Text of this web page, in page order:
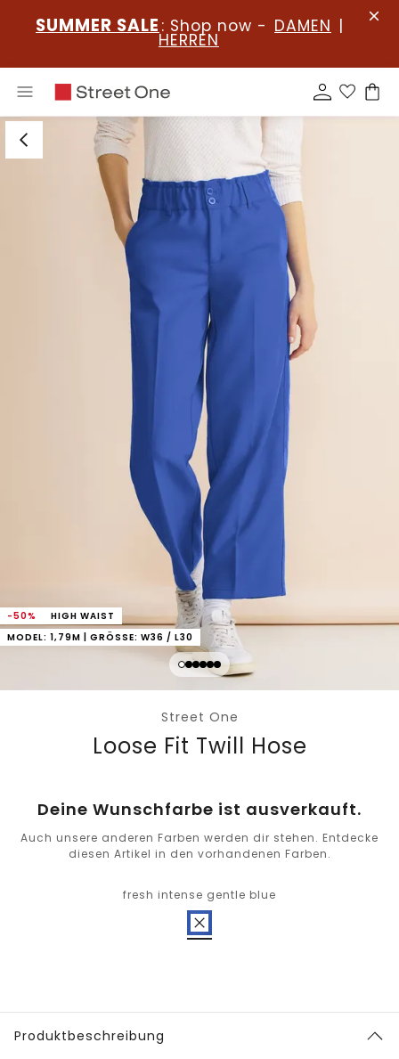
SUMMER SALE : Shop now - DAMEN |
HERREN
-50%
HIGH WAIST
MODEL: 1,79M | GRÖSSE: W36 / L30
Street One
Loose Fit Twill Hose
Deine Wunschfarbe ist ausverkauft.
Auch unsere anderen Farben werden dir stehen. Entdecke
diesen Artikel in den vorhandenen Farben.
fresh intense gentle blue
Produktbeschreibung